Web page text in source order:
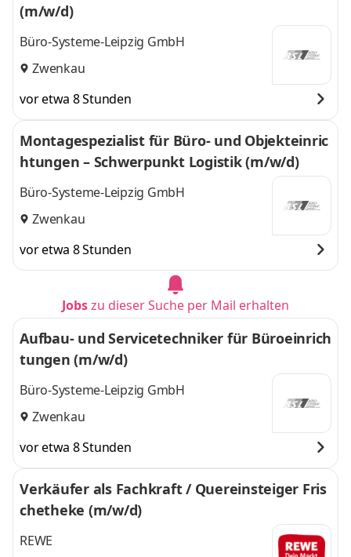
(m/w/d)
Büro-Systeme-Leipzig GmbH
Zwenkau
vor etwa 8 Stunden
Montagespezialist für Büro- und Objekteinric
htungen – Schwerpunkt Logistik (m/w/d)
Büro-Systeme-Leipzig GmbH
Zwenkau
vor etwa 8 Stunden
Jobszu dieser Suche per Mail erhalten
Aufbau- und Servicetechniker für Büroeinrich
tungen (m/w/d)
Büro-Systeme-Leipzig GmbH
Zwenkau
vor etwa 8 Stunden
Verkäufer als Fachkraft / Quereinsteiger Fris
chetheke (m/w/d)
REWE